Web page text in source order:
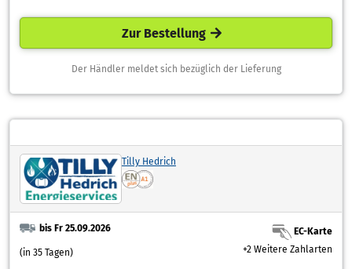
Zur Bestellung
Der Händler meldet sich bezüglich der Lieferung
Tilly Hedrich
bis Fr 25.09.2026
(in 35 Tagen)
EC-Karte
+2 Weitere Zahlarten